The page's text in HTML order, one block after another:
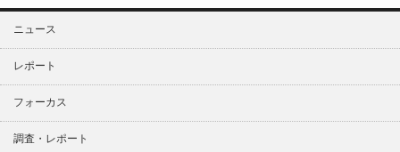
ニュース
レポート
フォーカス
調査・レポート